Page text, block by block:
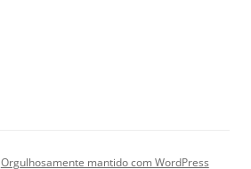
Orgulhosamente mantido com WordPress